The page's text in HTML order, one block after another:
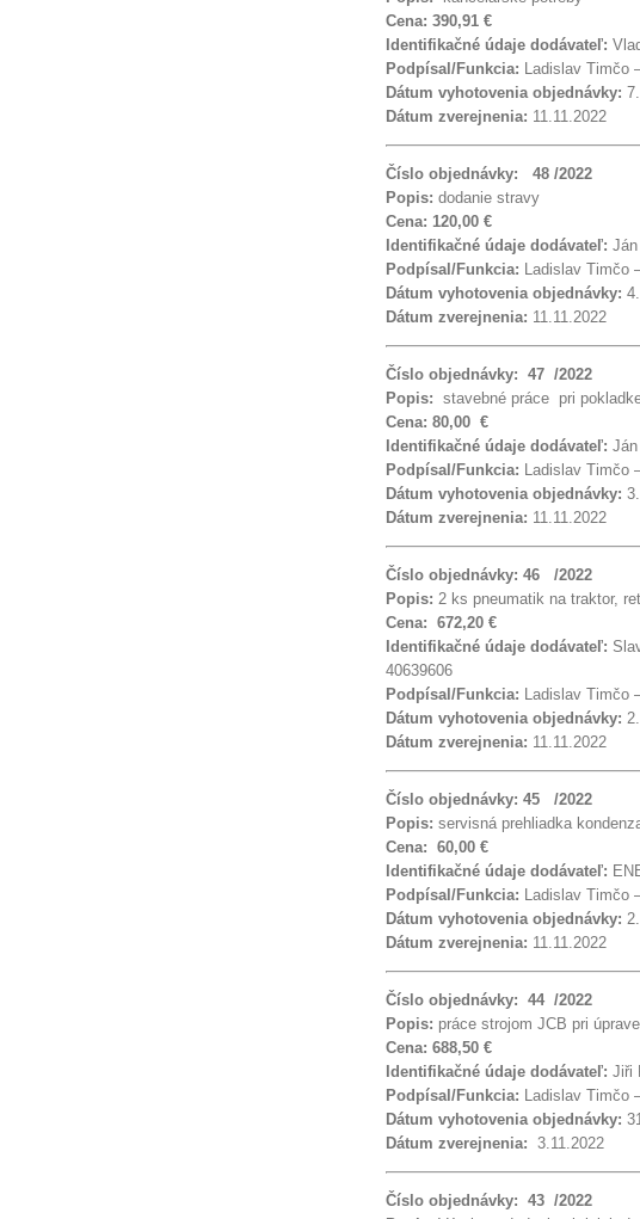
Cena: 390,91 €
Identifikačné údaje dodávateľ:
Podpísal/Funkcia: Ladislav Timčo
Dátum vyhotovenia objednávky:
Dátum zverejnenia: 11.11.2022
Číslo objednávky: 48 /2022
Popis: dodanie stravy
Cena: 120,00 €
Identifikačné údaje dodávateľ:
Podpísal/Funkcia: Ladislav Timčo
Dátum vyhotovenia objednávky:
Dátum zverejnenia: 11.11.2022
Číslo objednávky: 47 /2022
Popis: stavebné práce pri
Cena: 80,00 €
Identifikačné údaje dodávateľ:
Podpísal/Funkcia: Ladislav Timčo
Dátum vyhotovenia objednávky:
Dátum zverejnenia: 11.11.2022
Číslo objednávky: 46 /2022
Popis: 2 ks pneumatik na traktor,
Cena: 672,20 €
Identifikačné údaje dodávateľ:
40639606
Podpísal/Funkcia: Ladislav Timčo
Dátum vyhotovenia objednávky:
Dátum zverejnenia: 11.11.2022
Číslo objednávky: 45 /2022
Popis: servisná prehliadka
Cena: 60,00 €
Identifikačné údaje dodávateľ:
Podpísal/Funkcia: Ladislav Timčo
Dátum vyhotovenia objednávky:
Dátum zverejnenia: 11.11.2022
Číslo objednávky: 44 /2022
Popis: práce strojom JCB pri
Cena: 688,50 €
Identifikačné údaje dodávateľ: Jiři
Podpísal/Funkcia: Ladislav Timčo
Dátum vyhotovenia objednávky:
Dátum zverejnenia: 3.11.2022
Číslo objednávky: 43 /2022